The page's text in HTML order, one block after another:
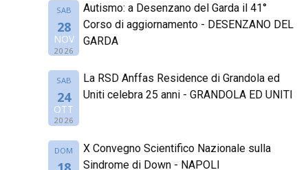
SAB
28
NOV
2026
Autismo: a Desenzano del Garda il 41°
Corso di aggiornamento - DESENZANO DEL
GARDA
SAB
24
OTT
2026
La RSD Anffas Residence di Grandola ed
Uniti celebra 25 anni - GRANDOLA ED UNITI
DOM
X Convegno Scientifico Nazionale sulla
Sindrome di Down - NAPOLI